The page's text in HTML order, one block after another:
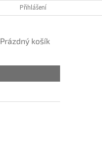
Přihlášení
NÁKUPNÍ
Prázdný košík